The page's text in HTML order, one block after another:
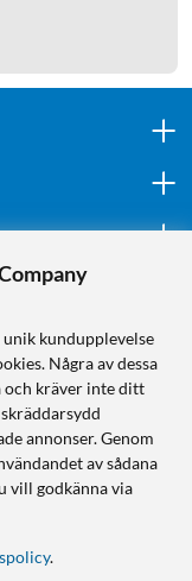
kundupplevelse
Några av dessa
och kräver inte ditt
annonser. Genom
av sådana
vill godkänna via
.